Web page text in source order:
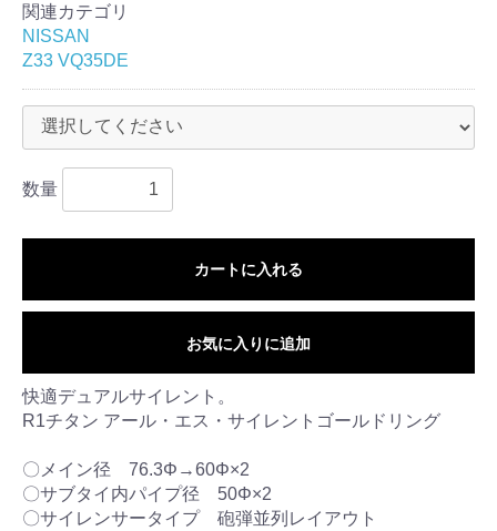
関連カテゴリ
NISSAN
Z33 VQ35DE
数量
カートに入れる
お気に入りに追加
快適デュアルサイレント。
R1チタン アール・エス・サイレントゴールドリング
〇メイン径 76.3Φ→60Φ×2
〇サブタイ内パイプ径 50Φ×2
〇サイレンサータイプ 砲弾並列レイアウト